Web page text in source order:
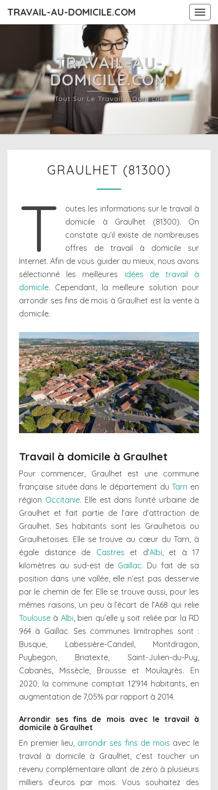
TRAVAIL-AU-DOMICILE.COM
TRAVAIL-AU-
DOMICILE.COM
Tout Sur Le Travail À Domicile
(81300)
GRAULHET (81300)
T
outes les informations sur le travail à
domicile à Graulhet (81300). On
constate qu’il existe de nombreuses
offres de travail à domicile sur
Internet. Afin de vous guider au mieux, nous avons
sélectionné les meilleures idées de travail à
domicile. Cependant, la meilleure solution pour
arrondir ses fins de mois à Graulhet est la vente à
domicile.
Travail à domicile à Graulhet
Pour commencer, Graulhet est une commune
française située dans le département duTarn en
région Occitanie. Elle est dans l’unité urbaine de
Graulhet et fait partie de l’aire d’attraction de
Graulhet. Ses habitants sont les Graulhetois ou
Graulhetoises. Elle se trouve au cœur du Tarn, à
égale distance de Castres et d’Albi, et à 17
kilomètres au sud-est de Gaillac. Du fait de sa
position dans une vallée, elle n’est pas desservie
par le chemin de fer. Elle se trouve aussi, pour les
mêmes raisons, un peu à l’écart de l’A68 qui relie
Toulouse à Albi, bien qu’elle y soit reliée par la RD
964 à Gaillac. Ses communes limitrophes sont :
Busque, Labessière-Candeil, Montdragon,
Puybegon, Briatexte, Saint-Julien-du-Puy,
Cabanès, Missècle, Brousse et Moulayrès. En
2020, la commune comptait 12’914 habitants, en
augmentation de 7,05% par rapport à 2014.
Arrondir ses fins de mois avec le travail à
domicile à Graulhet
En premier lieu, arrondir ses fins de mois avec le
travail à domicile à Graulhet, c’est toucher un
revenu complémentaire allant de zéro à plusieurs
milliers d’euros par mois. Vous souhaitez des